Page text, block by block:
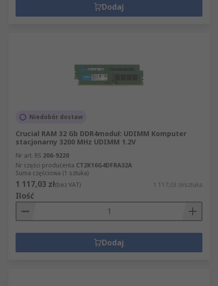
Dodaj
Niedobór dostaw
Crucial RAM 32 Gb DDR4moduł: UDIMM Komputer
stacjonarny 3200 MHz UDIMM 1.2V
Nr art. RS 206-9220
Nr części producenta CT2K16G4DFRA32A
Suma częściowa (1 sztuka)
1 117,03 zł(bez VAT) 1 117,03 zł/sztuka
Ilość
Dodaj